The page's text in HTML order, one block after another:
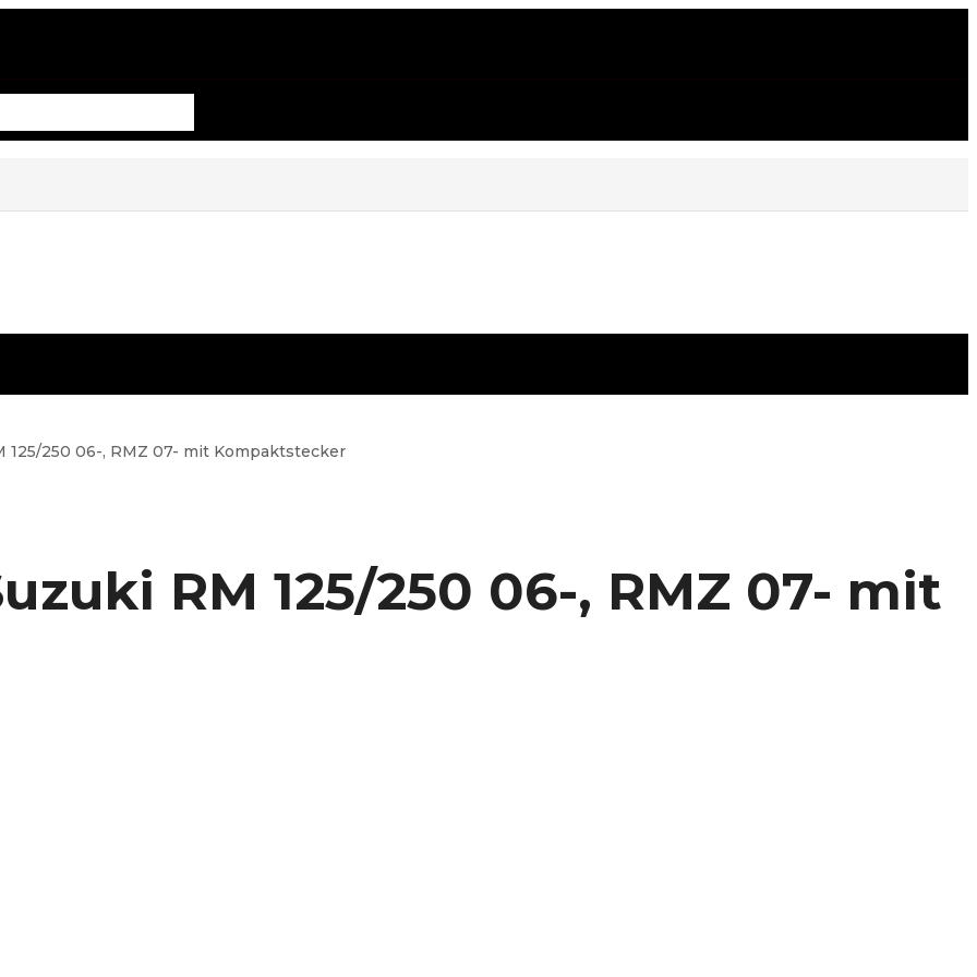
125/250 06-, RMZ 07- mit Kompaktstecker
RM 125/250 06-, RMZ 07- mit